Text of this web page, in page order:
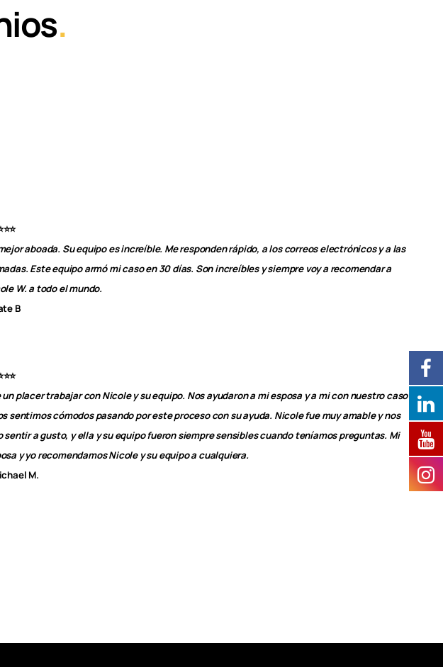
.
aboada. Su equipo es increíble. Me responden rápido, a los correos electrónicos y a las
Este equipo armó mi caso en 30 días. Son increíbles y siempre voy a recomendar a
W. a todo el mundo.
B
un placer trabajar con Nicole y su equipo. Nos ayudaron a mi esposa y a mi con nuestro caso
sentimos cómodos pasando por este proceso con su ayuda. Nicole fue muy amable y nos
sentir a gusto, y ella y su equipo fueron siempre sensibles cuando teníamos preguntas. Mi
y yo recomendamos Nicole y su equipo a cualquiera.
M.